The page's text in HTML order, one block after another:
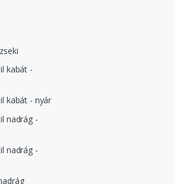
kabát -
kabát - nyár
nadrág -
nadrág -